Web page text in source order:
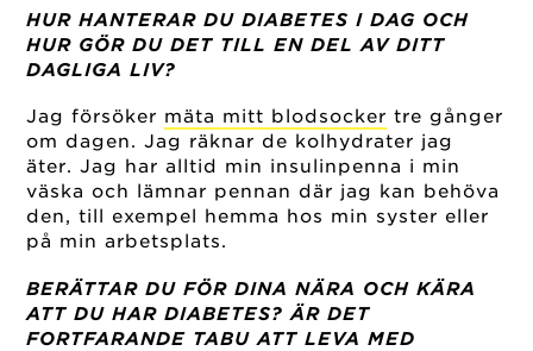
HUR HANTERAR DU DIABETES I DAG OCH
HUR GÖR DU DET TILL EN DEL AV DITT
DAGLIGA LIV?
Jag försöker mäta mitt blodsocker tre gånger
om dagen. Jag räknar de kolhydrater jag
äter. Jag har alltid min insulinpenna i min
väska och lämnar pennan där jag kan behöva
den, till exempel hemma hos min syster eller
på min arbetsplats.
BERÄTTAR DU FÖR DINA NÄRA OCH KÄRA
ATT DU HAR DIABETES? ÄR DET
FORTFARANDE TABU ATT LEVA MED